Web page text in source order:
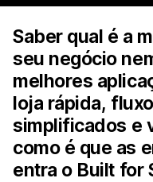
Saber qual é a
seu negócio
melhores
loja rápida,
simplificados e
como é que as
entra o Built for